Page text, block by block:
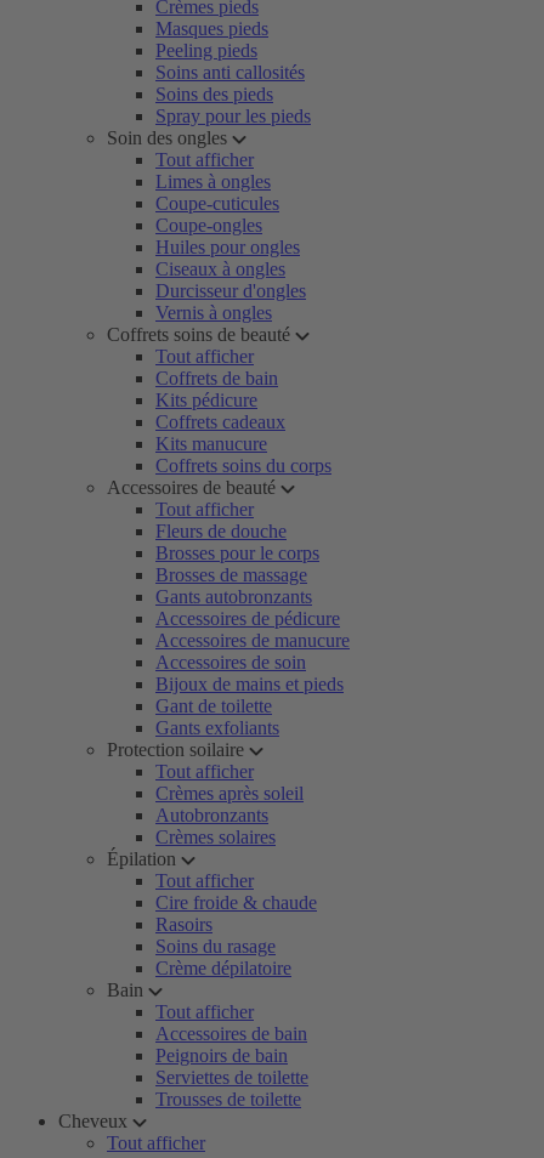
Crèmes pieds
Masques pieds
Peeling pieds
Soins anti callosités
Soins des pieds
Spray pour les pieds
Soin des ongles
Tout afficher
Limes à ongles
Coupe-cuticules
Coupe-ongles
Huiles pour ongles
Ciseaux à ongles
Durcisseur d'ongles
Vernis à ongles
Coffrets soins de beauté
Tout afficher
Coffrets de bain
Kits pédicure
Coffrets cadeaux
Kits manucure
Coffrets soins du corps
Accessoires de beauté
Tout afficher
Fleurs de douche
Brosses pour le corps
Brosses de massage
Gants autobronzants
Accessoires de pédicure
Accessoires de manucure
Accessoires de soin
Bijoux de mains et pieds
Gant de toilette
Gants exfoliants
Protection soilaire
Tout afficher
Crèmes après soleil
Autobronzants
Crèmes solaires
Épilation
Tout afficher
Cire froide & chaude
Rasoirs
Soins du rasage
Crème dépilatoire
Bain
Tout afficher
Accessoires de bain
Peignoirs de bain
Serviettes de toilette
Trousses de toilette
Cheveux
Tout afficher